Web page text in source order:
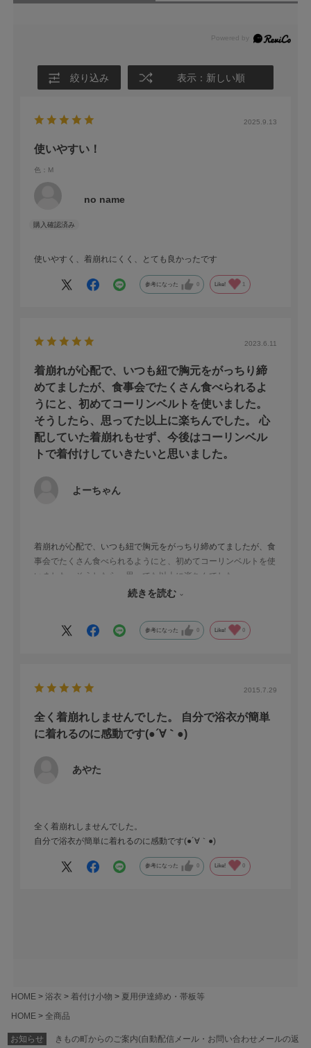
絞り込み 表示：新しい順
2025.9.13
使いやすい！
色：M
no name
使いやすく、着崩れにくく、とても良かったです
参考になった 0 Like! 1
2023.6.11
着崩れが心配で、いつも紐で胸元をがっちり締
めてましたが、食事会でたくさん食べられるよ
うにと、初めてコーリンベルトを使いました。
そうしたら、思ってた以上に楽ちんでした。 心
配していた着崩れもせず、今後はコーリンベル
トで着付けしていきたいと思いました。
よーちゃん
着崩れが心配で、いつも紐で胸元をがっちり締めてましたが、食
事会でたくさん食べられるようにと、初めてコーリンベルトを使
いました。そうしたら、思ってた以上に楽ちんでした。
心配していた着崩れもせず、今後はコーリンベルトで着付けして
続きを読む
参考になった 0 Like! 0
2015.7.29
全く着崩れしませんでした。 自分で浴衣が簡単
に着れるのに感動です(●´∀｀●)
あやた
全く着崩れしませんでした。
自分で浴衣が簡単に着れるのに感動です(●´∀｀●)
参考になった 0 Like! 0
HOME 浴衣 着付け小物
夏用伊達締め・帯板等
HOME
全商品
お知らせ
きもの町からのご案内(自動配信メール・お問い合わせメールの返